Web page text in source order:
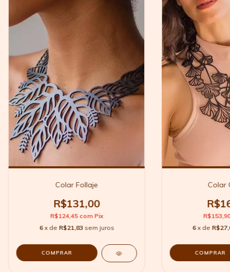
Colar Follaje
R$131,00
R$124,45 com Pix
6 x de R$21,83 sem juros
Colar
6 x de